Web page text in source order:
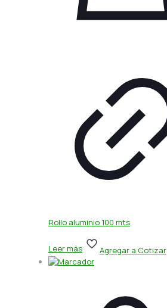
Rollo aluminio 100 mts
Leer más Agregar a Cotizar